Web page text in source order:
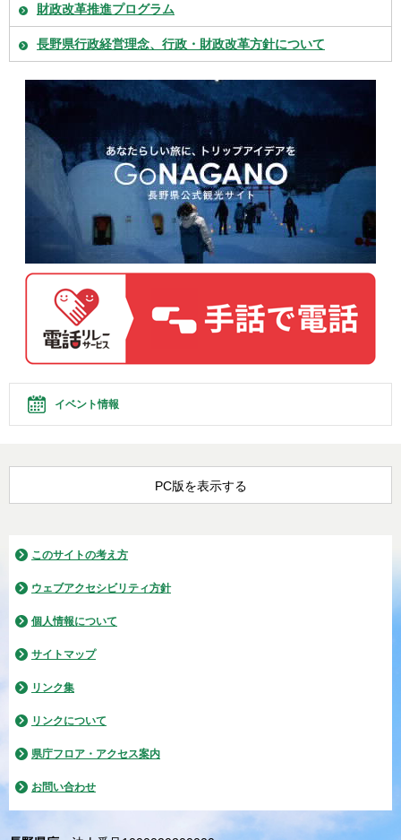
財政改革推進プログラム
長野県行政経営理念、行政・財政改革方針について
イベント情報
PC版を表示する
このサイトの考え方
ウェブアクセシビリティ方針
個人情報について
サイトマップ
リンク集
リンクについて
県庁フロア・アクセス案内
お問い合わせ